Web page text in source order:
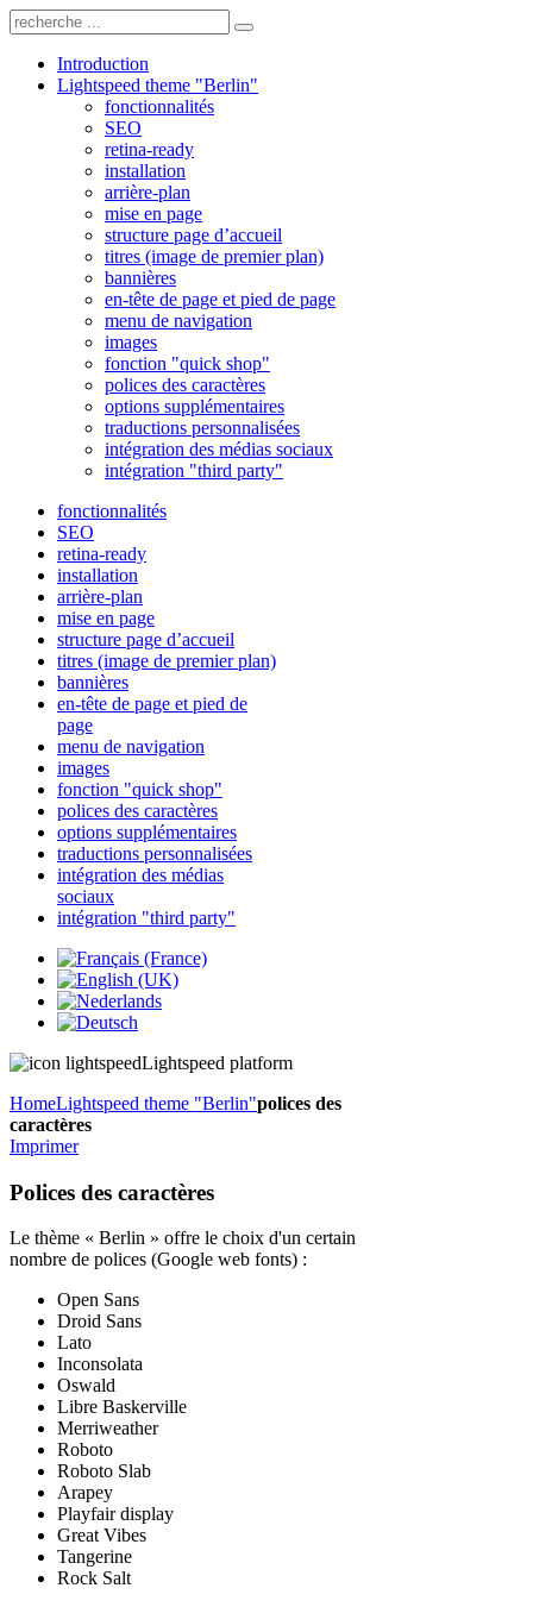
Introduction
Lightspeed theme "Berlin"
fonctionnalités
SEO
retina-ready
installation
arrière-plan
mise en page
structure page d’accueil
titres (image de premier plan)
bannières
en-tête de page et pied de page
menu de navigation
images
fonction "quick shop"
polices des caractères
options supplémentaires
traductions personnalisées
intégration des médias sociaux
intégration "third party"
fonctionnalités
SEO
retina-ready
installation
arrière-plan
mise en page
structure page d’accueil
titres (image de premier plan)
bannières
en-tête de page et pied de
page
menu de navigation
images
fonction "quick shop"
polices des caractères
options supplémentaires
traductions personnalisées
intégration des médias
sociaux
intégration "third party"
Lightspeed platform
HomeLightspeed theme "Berlin"polices des
caractères
Imprimer
Polices des caractères
Le thème « Berlin » offre le choix d'un certain
nombre de polices (Google web fonts) :
Open Sans
Droid Sans
Lato
Inconsolata
Oswald
Libre Baskerville
Merriweather
Roboto
Roboto Slab
Arapey
Playfair display
Great Vibes
Tangerine
Rock Salt